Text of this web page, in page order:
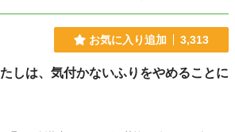
お気に入り追加 3,313
しは、気付かないふりをやめることに